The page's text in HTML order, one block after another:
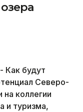
будут
Северо-
на коллегии
и туризма,